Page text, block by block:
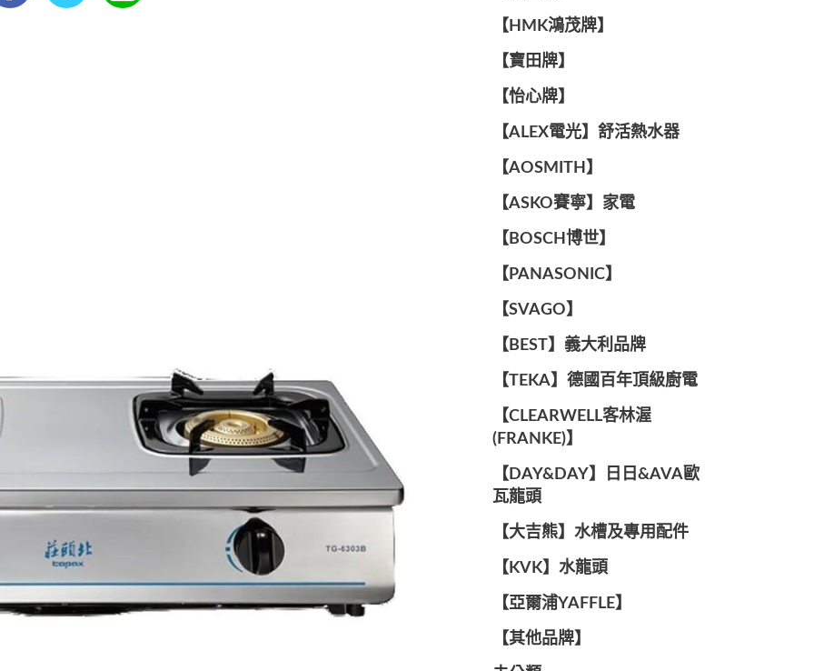
【HMK鴻茂牌】
【寶田牌】
️【怡心牌】️
️️【ALEX電光】舒活熱水器️️
【AOSMITH】
【ASKO賽寧】家電
【BOSCH博世】
️【PANASONIC】️
️【SVAGO】️
️【BEST】️義大利品牌
️【TEKA】️德國百年頂級廚電
️【CLEARWELL客林渥
(FRANKE)】️
️【DAY&DAY】️日日&AVA歐
瓦龍頭
【大吉熊】水槽及專用配件
️【KVK】水龍頭️
【亞爾浦YAFFLE】
️【其他品牌】️